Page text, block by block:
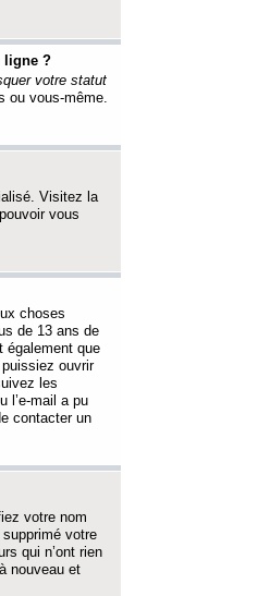
ligne ?
votre statut
ou vous-même.
Visitez la
vous
choses
de 13 ans de
également que
ouvrir
les
l’e-mail a pu
contacter un
votre nom
votre
qui n’ont rien
nouveau et